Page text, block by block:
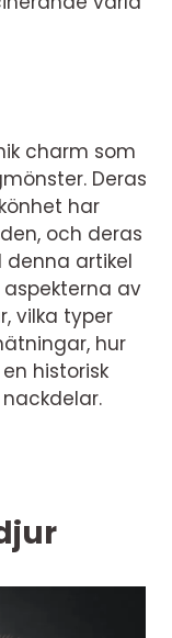
charm som
Deras
har
och deras
artikel
av
vilka typer
hur
historisk